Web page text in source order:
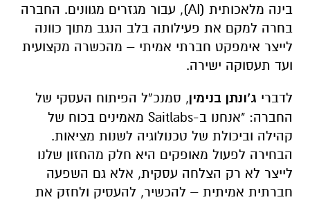
בינה מלאכותית (AI), עבור מגזרים מגוונים. החברה
בחרה למקם את פעילותה בלב הנגב מתוך כוונה
לייצר אימפקט חברתי אמיתי – מהכשרה מקצועית
ועד תעסוקה ישירה.
לדברי ג’ונתן בנימין, סמנכ”ל הפיתוח העסקי של
החברה:
"אנחנו ב-Saitlabs מאמינים בכוח של
קהילה וביכולת של טכנולוגיה לשנות מציאות.
הבחירה לפעול מאופקים היא חלק מהחזון שלנו
לייצר לא רק הצלחה עסקית, אלא גם השפעה
חברתית אמיתית – להכשיר, להעסיק ולחזק את